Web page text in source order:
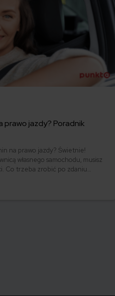
prawo jazdy? Poradnik
na prawo jazdy? Świetnie!
własnego samochodu, musisz
Co trzeba zrobić po zdaniu
i będziesz mógł prowadzić